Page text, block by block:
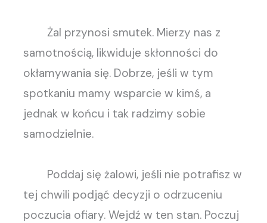
Żal przynosi smutek. Mierzy nas z
samotnością, likwiduje skłonności do
okłamywania się. Dobrze, jeśli w tym
spotkaniu mamy wsparcie w kimś, a
jednak w końcu i tak radzimy sobie
samodzielnie.
Poddaj się żalowi, jeśli nie potrafisz w
tej chwili podjąć decyzji o odrzuceniu
poczucia ofiary. Wejdź w ten stan. Poczuj